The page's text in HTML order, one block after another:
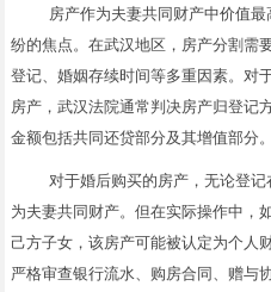
房产作为夫妻共同财产中价值
纷的焦点。在武汉地区，房产分割需
登记、婚姻存续时间等多重因素。对
房产，武汉法院通常判决房产归登记
金额包括共同还贷部分及其增值部分。
对于婚后购买的房产，无论登
为夫妻共同财产。但在实际操作中，
己方子女，该房产可能被认定为个人
严格审查银行流水、购房合同、赠与